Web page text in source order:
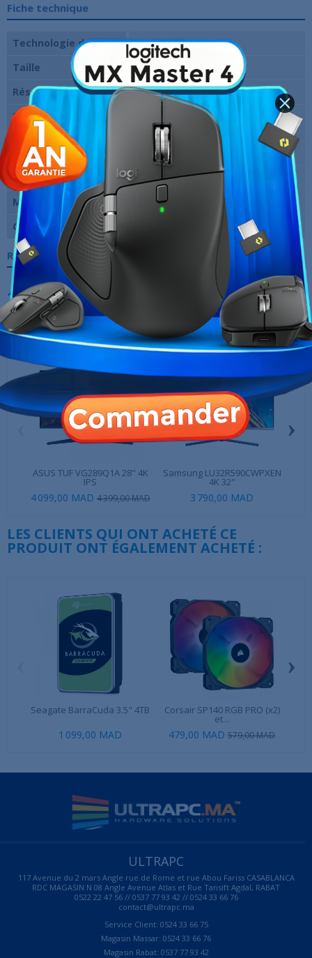
Fiche technique
Technologie de dalle
IPS
Taille
24 pouces
Résolution
1920 x 1080 pixels (FHD)
Fréquence verticale
maxi
Temps de réponse
5 ms
Entrées vidéo
1 X HDMI Femelle, 1 X Type C
Marque
Garantie
Références spécifiques
10 AUTRES PRODUITS DANS LA MÊME
CATÉGORIE :
ASUS TUF VG289Q1A 28" 4K
IPS
4 099,00 MAD 4 399,00 MAD
Samsung LU32R590CWPXEN
4K 32"
3 790,00 MAD
›
LES CLIENTS QUI ONT ACHETÉ CE
PRODUIT ONT ÉGALEMENT ACHETÉ :
Seagate BarraCuda 3.5" 4TB
1 099,00 MAD
Corsair SP140 RGB PRO (x2)
et...
479,00 MAD 579,00 MAD
›
ULTRAPC
117 Avenue du 2 mars Angle rue de Rome et rue Abou Fariss CASABLANCA
RDC MAGASIN N 08 Angle Avenue Atlas et Rue Tansift Agdal, RABAT
0522 22 47 56 // 0537 77 93 42 // 0524 33 66 76
contact@ultrapc.ma
Service Client: 0524 33 66 75
Magasin Massar: 0524 33 66 76
Magasin Rabat: 0537 77 93 42